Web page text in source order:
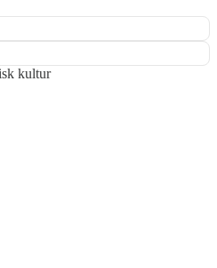
kultur